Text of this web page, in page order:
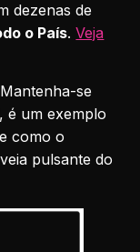
dezenas de
o País.Veja
se
, é um exemplo
como o
pulsante do